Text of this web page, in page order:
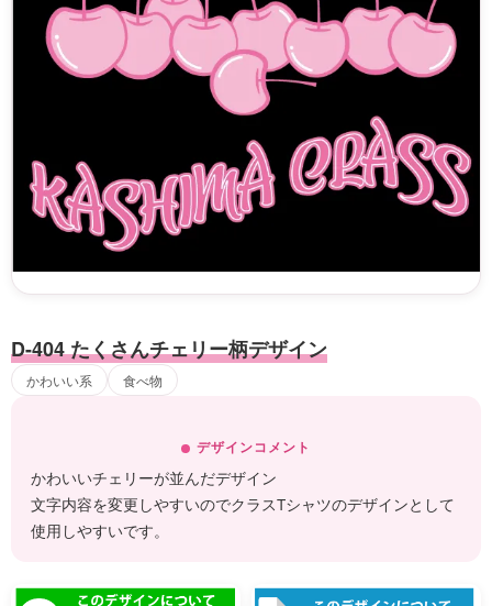
D-404 たくさんチェリー柄デザイン
かわいい系 食べ物
デザインコメント
かわいいチェリーが並んだデザイン
文字内容を変更しやすいのでクラスTシャツのデザインとして
使用しやすいです。